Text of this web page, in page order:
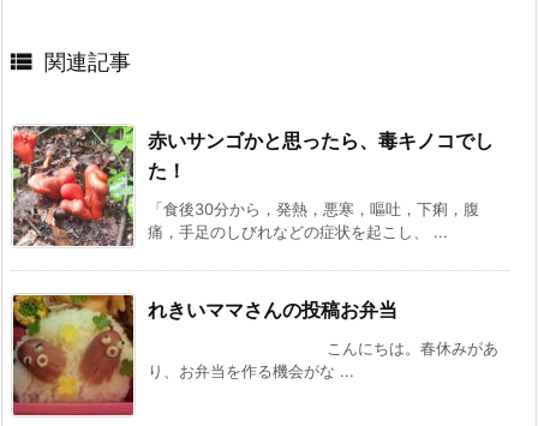
 関連記事
赤いサンゴかと思ったら、毒キノコでし
た！
「食後30分から，発熱，悪寒，嘔吐，下痢，腹
痛，手足のしびれなどの症状を起こし、 ...
れきいママさんの投稿お弁当
こんにちは。春休みがあ
り、お弁当を作る機会がな ...